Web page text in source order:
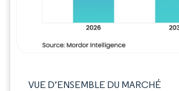
VUE D’ENSEMBLE DU MARCHÉ